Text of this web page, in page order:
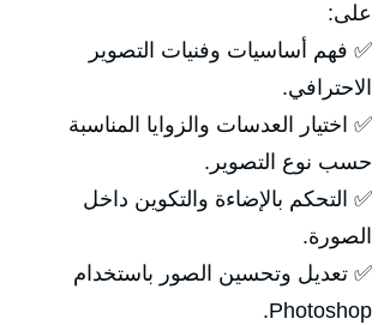
على:
✅ فهم أساسيات وفنيات التصوير
الاحترافي.
✅ اختيار العدسات والزوايا المناسبة
حسب نوع التصوير.
✅ التحكم بالإضاءة والتكوين داخل
الصورة.
✅ تعديل وتحسين الصور باستخدام
Photoshop.